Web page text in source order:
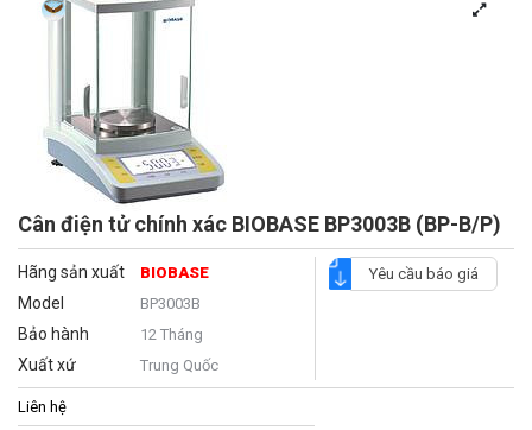
Cân điện tử chính xác BIOBASE BP3003B (BP-B/P)
Hãng sản xuất BIOBASE
Model BP3003B
Bảo hành 12 Tháng
Xuất xứ Trung Quốc
Yêu cầu báo giá
Liên hệ